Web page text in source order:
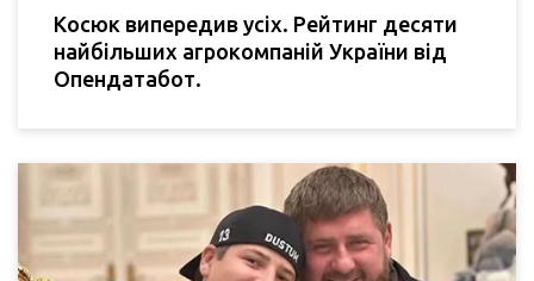
Косюк випередив усіх. Рейтинг десяти
найбільших агрокомпаній України від
Опендатабот.